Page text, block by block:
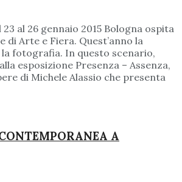
al 26 gennaio 2015 Bologna ospita
di Arte e Fiera. Quest’anno la
fotografia. In questo scenario,
esposizione Presenza – Assenza,
di Michele Alassio che presenta
A